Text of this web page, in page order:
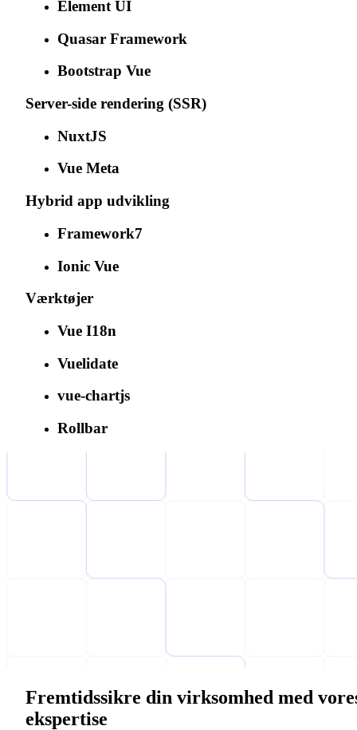
Element UI
Quasar Framework
Bootstrap Vue
Server-side rendering (SSR)
NuxtJS
Vue Meta
Hybrid app udvikling
Framework7
Ionic Vue
Værktøjer
Vue I18n
Vuelidate
vue-chartjs
Rollbar
Fremtidssikre din virksomhed med
ekspertise